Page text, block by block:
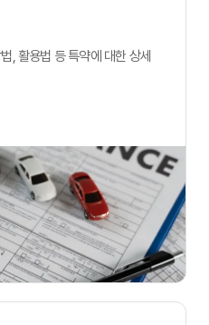
, 활용법 등 특약에 대한 상세